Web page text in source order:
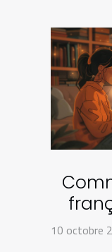
10 octobre